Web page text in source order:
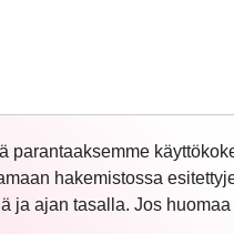
parantaaksemme
hakemistossa
ja ajan tasalla. Jos